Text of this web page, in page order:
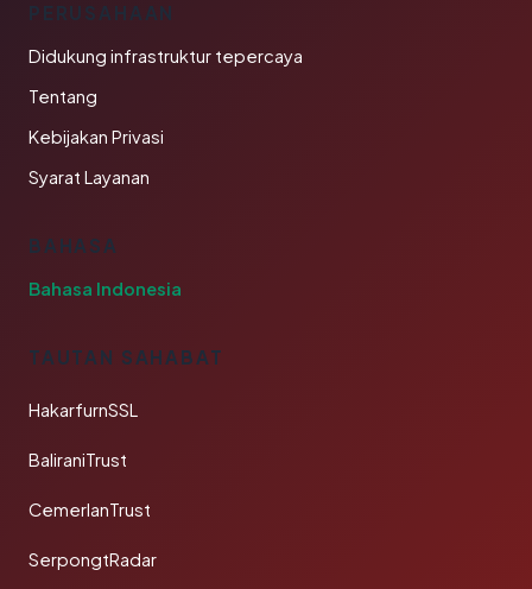
PERUSAHAAN
Didukung infrastruktur tepercaya
Tentang
Kebijakan Privasi
Syarat Layanan
BAHASA
Bahasa Indonesia
TAUTAN SAHABAT
HakarfurnSSL
BaliraniTrust
CemerlanTrust
SerpongtRadar